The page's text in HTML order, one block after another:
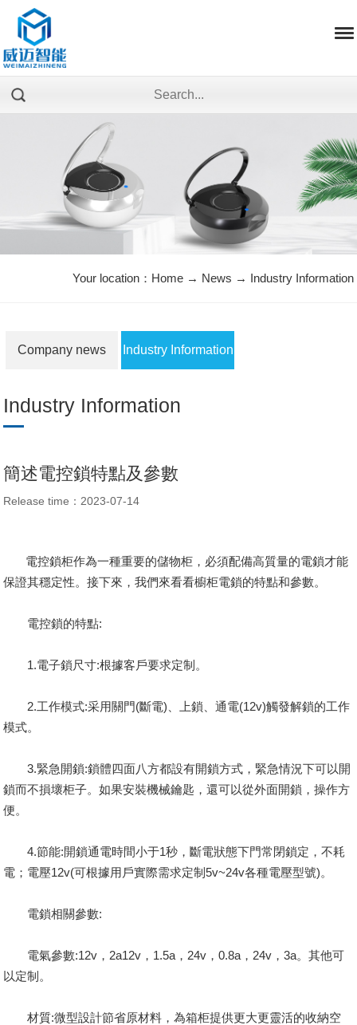
Your location： Home→ News → Industry Information
Company news Industry Information
Industry Information
簡述電控鎖特點及參數
Release time：2023-07-14
電控鎖柜作為一種重要的儲物柜，必須配備高質量的電鎖才能
保證其穩定性。接下來，我們來看看櫥柜電鎖的特點和參數。
電控鎖的特點:
1.電子鎖尺寸:根據客戶要求定制。
2.工作模式:采用關門(斷電)、上鎖、通電(12v)觸發解鎖的工作
模式。
3.緊急開鎖:鎖體四面八方都設有開鎖方式，緊急情況下可以開
鎖而不損壞柜子。如果安裝機械鑰匙，還可以從外面開鎖，操作方
便。
4.節能:開鎖通電時間小于1秒，斷電狀態下門常閉鎖定，不耗
電；電壓12v(可根據用戶實際需求定制5v~24v各種電壓型號)。
電鎖相關參數:
電氣參數:12v，2a12v，1.5a，24v，0.8a，24v，3a。其他可
以定制。
材質:微型設計節省原材料，為箱柜提供更大更靈活的收納空